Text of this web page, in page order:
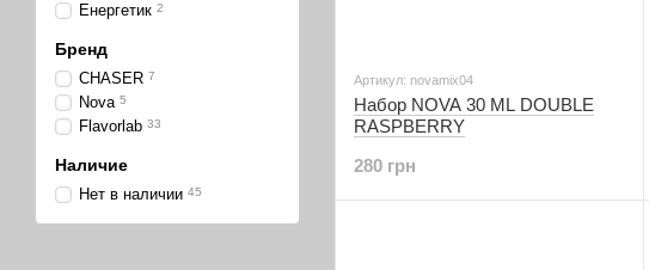
Артикул: novamix04
Набор NOVA 30 ML DOUBLE
RASPBERRY
280 грн
Енергетик 2
Бренд
CHASER 7
Nova 5
Flavorlab 33
Наличие
Нет в наличии 45